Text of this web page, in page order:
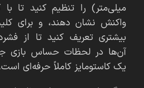
میلی‌متر) را تنظیم کنید تا
واکنش نشان دهند، و برای
بیشتری تعریف کنید تا از
آن‌ها در لحظات حساس بازی
یک کاستومایز کاملاً حرفه‌ای است.